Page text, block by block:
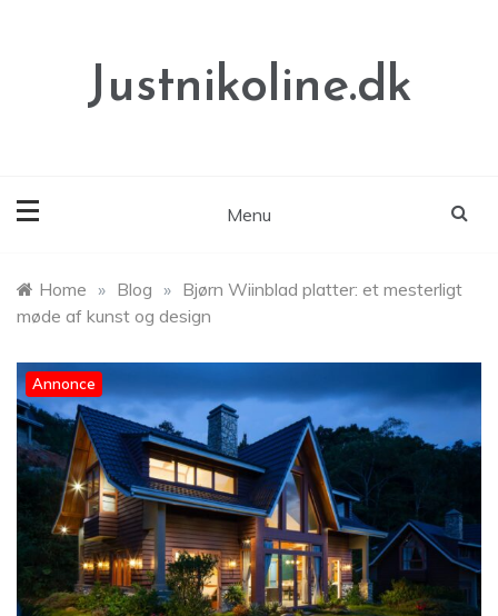
Justnikoline.dk
Menu
Home » Blog » Bjørn Wiinblad platter: et mesterligt
møde af kunst og design
Annonce